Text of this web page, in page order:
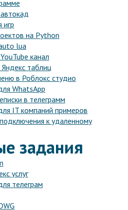
игр
на Python
lua
канал
таблиц
в Роблокс студио
WhatsApp
в телеграмм
IT компаний примеров
к удаленному
задания
услуг
телеграм